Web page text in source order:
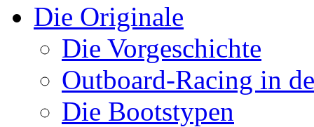
Die Originale
Die Vorgeschichte
Outboard-Racing in
Die Bootstypen